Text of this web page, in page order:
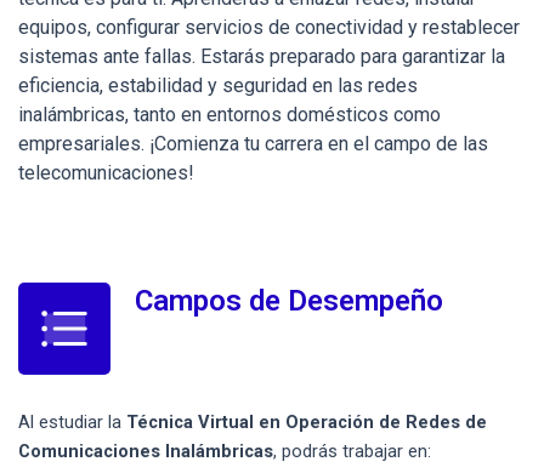
equipos, configurar servicios de conectividad y restablecer
sistemas ante fallas. Estarás preparado para garantizar la
eficiencia, estabilidad y seguridad en las redes
inalámbricas, tanto en entornos domésticos como
empresariales. ¡Comienza tu carrera en el campo de las
telecomunicaciones!
Campos de Desempeño
Al estudiar la Técnica Virtual en Operación de Redes de
Comunicaciones Inalámbricas, podrás trabajar en: